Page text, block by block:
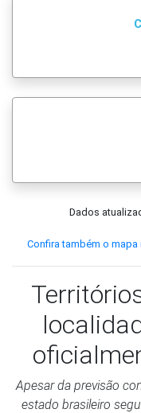
Dados
Confira também o mapa
Apesar da previsão
estado brasileiro